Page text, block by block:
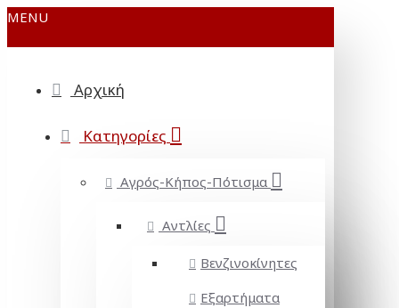
MENU
Αρχική
Κατηγορίες
Αγρός-Κήπος-Πότισμα
Αντλίες
Βενζινοκίνητες
Εξαρτήματα